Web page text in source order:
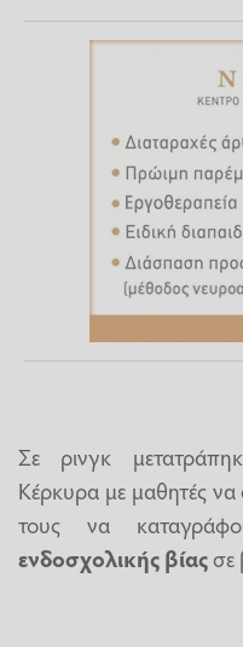
Σε ρινγκ
Κέρκυρα με μαθητές να
τους να
ενδοσχολικής βίαςσε